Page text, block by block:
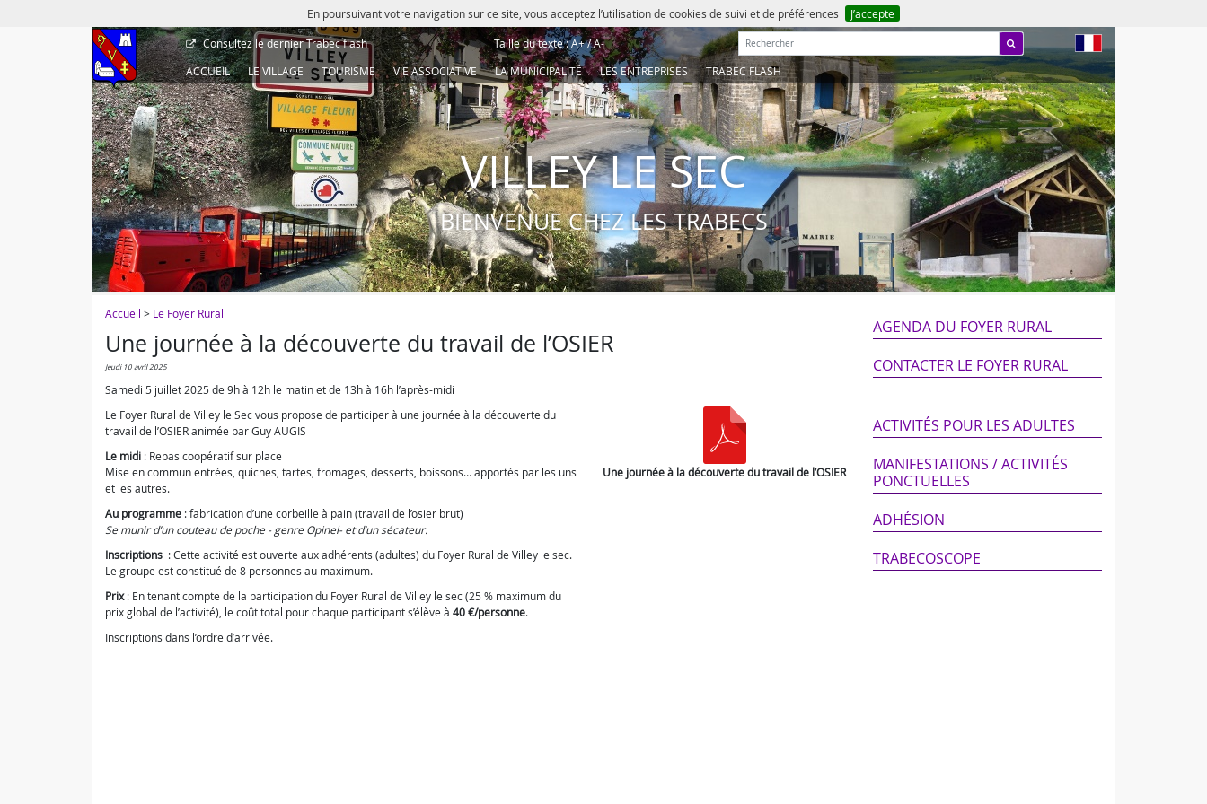
En poursuivant votre navigation sur ce site, vous acceptez l’utilisation de cookies de suivi et de préférences J’accepte
Consultez le dernierTrabec flash Taille du texte :A+/A- Rechercher :
ACCUEIL
LE VILLAGE TOURISME VIE ASSOCIATIVE LA MUNICIPALITÉ LES ENTREPRISES TRABEC FLASH
VILLEY LE SEC
BIENVENUE CHEZ LES TRABECS
Accueil > Le Foyer Rural
Une journée à la découverte du travail de l’OSIER
jeudi 10 avril 2025
Samedi 5 juillet 2025 de 9h à 12h le matin et de 13h à 16h l’après-midi
Une journée à la découverte du travail de l’OSIER
Le Foyer Rural de Villey le Sec vous propose de participer à une journée à la découverte du
travail de l’OSIER animée par Guy AUGIS
Le midi : Repas coopératif sur place
Mise en commun entrées, quiches, tartes, fromages, desserts, boissons… apportés par les uns
et les autres.
Au programme : fabrication d’une corbeille à pain (travail de l’osier brut)
Se munir d’un couteau de poche - genre Opinel- et d’un sécateur.
Inscriptions : Cette activité est ouverte aux adhérents (adultes) du Foyer Rural de Villey le sec.
Le groupe est constitué de 8 personnes au maximum.
Prix: En tenant compte de la participation du Foyer Rural de Villey le sec (25 % maximum du
prix global de l’activité), le coût total pour chaque participant s’élève à 40 €/personne.
Inscriptions dans l’ordre d’arrivée.
AGENDA DU FOYER RURAL
CONTACTER LE FOYER RURAL
ACTIVITÉS POUR LES ADULTES
MANIFESTATIONS / ACTIVITÉS
PONCTUELLES
ADHÉSION
TRABECOSCOPE